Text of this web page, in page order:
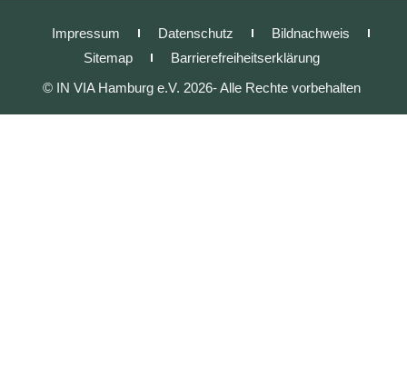
Impressum Datenschutz
Bildnachweis
Sitemap
Barrierefreiheitserklärung
© IN VIA Hamburg e.V. 2026- Alle Rechte vorbehalten